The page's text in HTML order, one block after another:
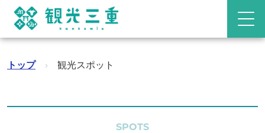
トップ › 観光スポット
SPOTS